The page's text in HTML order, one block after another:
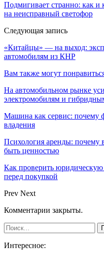
Подмигивает странно: как и
на неисправный светофор
Следующая запись
«Китайцы» — на выход:
автомобилям из КНР
Вам также могут
На автомобильном рынке
электромобилям и
Машина как сервис: почему
владения
Психология аренды: почему
быть ценностью
Как проверить юридическую
перед покупкой
Prev Next
Комментарии закрыты.
Интересное: